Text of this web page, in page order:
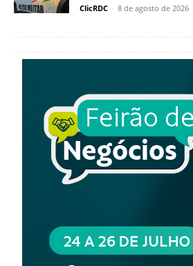
ClicRDC - 8 de agosto de 2026